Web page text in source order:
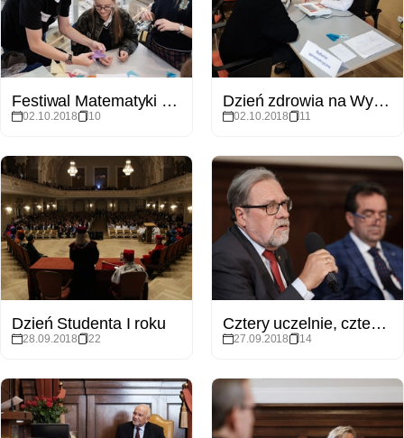
Festiwal Matematyki 2018
02.10.2018 10
Dzień zdrowia na Wydziale Biologii
02.10.2018 11
Dzień Studenta I roku
28.09.2018 22
Cztery uczelnie, czterech Rektorów, jedna inauguracja – konferencja prasowa
27.09.2018 14